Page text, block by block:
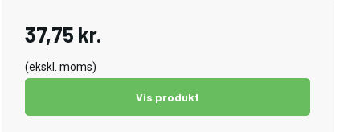
37,75 kr.
(ekskl. moms)
Vis produkt